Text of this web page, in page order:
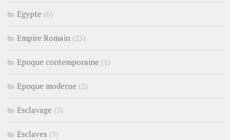
Egypte (6)
Empire Romain (25)
Epoque contemporaine (1)
Epoque moderne (2)
Esclavage (3)
Esclaves (3)